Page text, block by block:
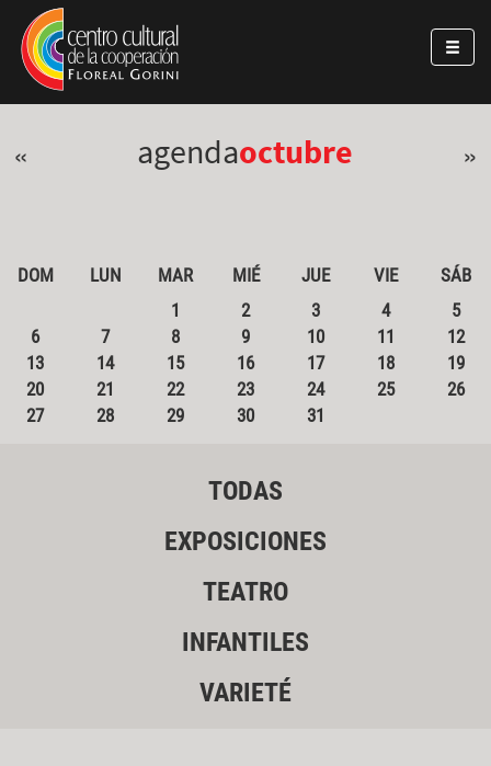
Pasar al contenido principal
Jump to main content
« agendaoctubre »
DOM LUN MAR MIÉ JUE VIE
SÁB
1
2 3 4
5
6
7 8 9 10 11
12
13
14 15 16 17 18
19
20
21 22 23 24 25
26
27
28 29 30 31
TODAS
EXPOSICIONES
TEATRO
INFANTILES
VARIETÉ